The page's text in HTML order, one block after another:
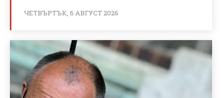
ЧЕТВЪРТЪК, 6 АВГУСТ 2026